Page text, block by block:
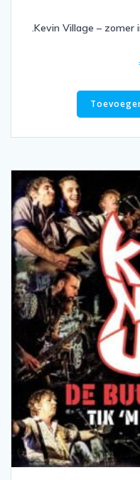
.Kevin Village – zomer